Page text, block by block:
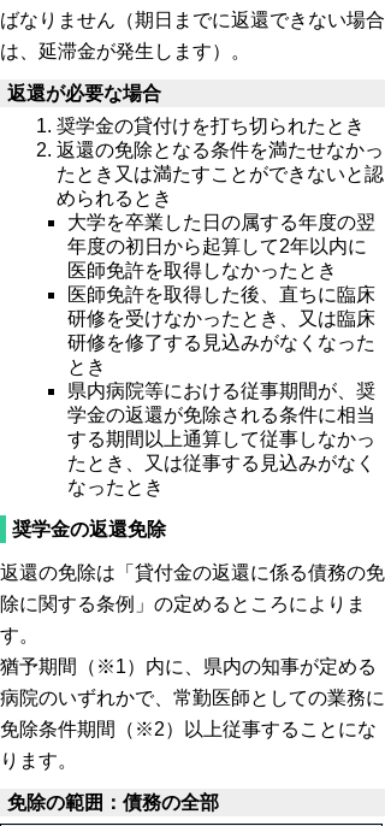
ばなりません（期日までに返還できない場合
は、延滞金が発生します）。
返還が必要な場合
奨学金の貸付けを打ち切られたとき
返還の免除となる条件を満たせなかっ
たとき又は満たすことができないと認
められるとき
大学を卒業した日の属する年度の翌
年度の初日から起算して2年以内に
医師免許を取得しなかったとき
医師免許を取得した後、直ちに臨床
研修を受けなかったとき、又は臨床
研修を修了する見込みがなくなった
とき
県内病院等における従事期間が、奨
学金の返還が免除される条件に相当
する期間以上通算して従事しなかっ
たとき、又は従事する見込みがなく
なったとき
奨学金の返還免除
返還の免除は「貸付金の返還に係る債務の免
除に関する条例」の定めるところによりま
す。
猶予期間（※1）内に、県内の知事が定める
病院のいずれかで、常勤医師としての業務に
免除条件期間（※2）以上従事することにな
ります。
免除の範囲：債務の全部